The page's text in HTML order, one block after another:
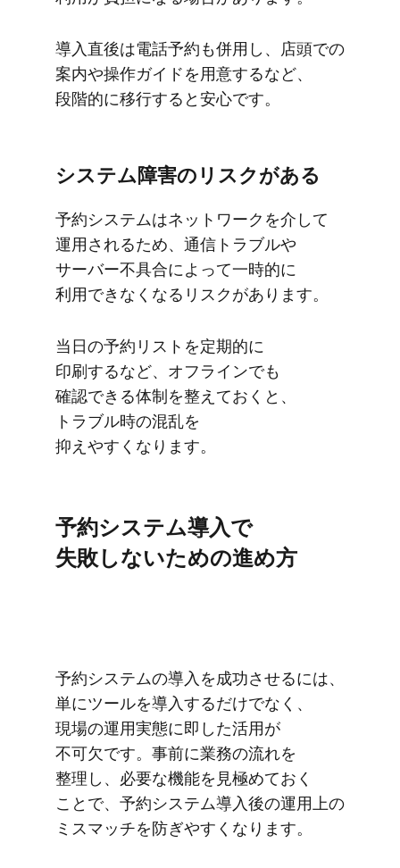
導入直後は​電話予約も​併用し、​店頭での​
案内や​操作ガイドを​用意するなど、​
段階的に​移行すると​安心です。
システム障害の​リスクが​ある
予約システムは​ネットワークを​介して​
運用される​ため、​通信トラブルや​
サーバー不具合に​よって​一時的に​
利用できなくなる​リスクが​あります。
当日の​予約リストを​定期的に​
印刷するなど、​オフラインでも​
確認できる​体制を​整えておくと、​
トラブル時の​混乱を​
抑えやすくなります。
予約システム導入で​
失敗しないための​進め方
予約システムの​導入を​成功させるには、​
単に​ツールを​導入するだけでなく、​
現場の​運用実態に​即した​活用が​
不可欠です。​事前に​業務の​流れを​
整理し、​必要な​機能を​見極めて​おく​
ことで、​予約システム導入後の​運用上の​
ミスマッチを​防ぎやすくなります。